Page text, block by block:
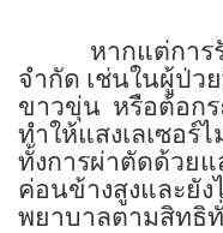
หากแต่การ
จำกัด เช่นในผู้ป่ว
ขาวขุ่น หรือต้อก
ทำให้แสงเลเซอร์
ทั้งการผ่าตัดด้วยแ
ค่อนข้างสูงและยัง
พยาบาลตามสิทธิ